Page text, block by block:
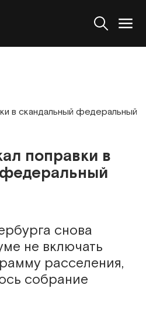
в скандальный федеральный
поправки в
снова
не включать
расселения,
собрание